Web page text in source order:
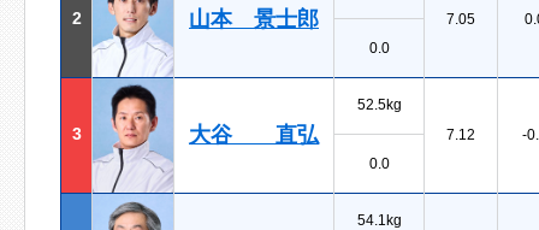
2 山本 景士郎
7.05
0.0
3 大谷 直弘
52.5kg
7.12
-
0.0
54.1kg